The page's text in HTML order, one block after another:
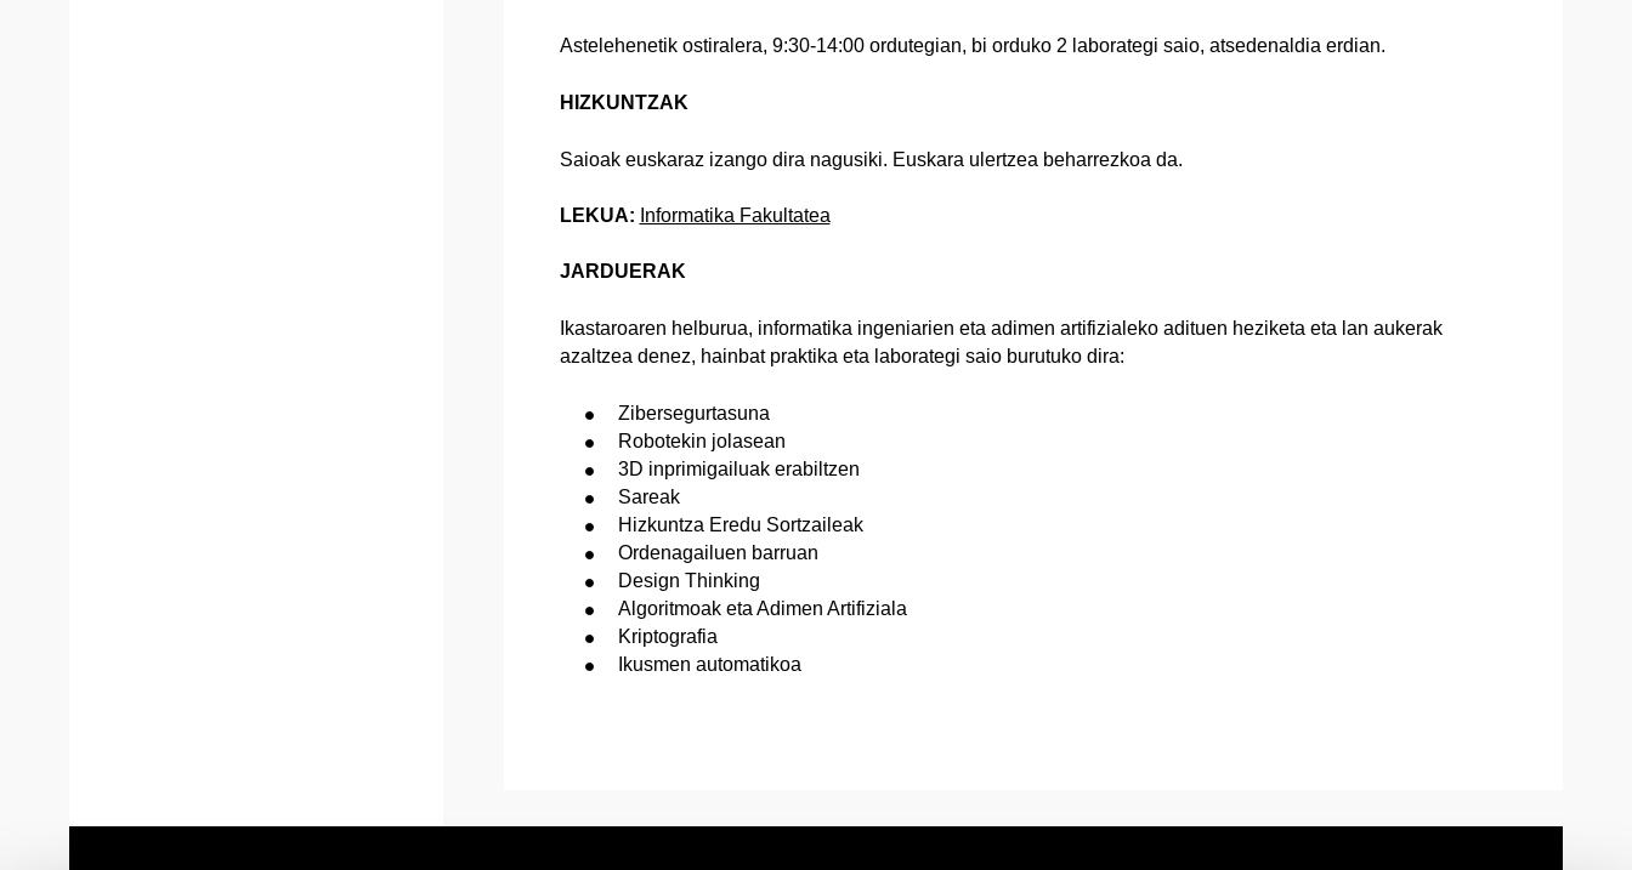
Astelehenetik ostiralera, 9:30-14:00 ordutegian, bi orduko 2 laborategi saio, atsedenaldia erdian.
HIZKUNTZAK
Saioak euskaraz izango dira nagusiki. Euskara ulertzea beharrezkoa da.
LEKUA: Informatika Fakultatea
JARDUERAK
Ikastaroaren helburua, informatika ingeniarien eta adimen artifizialeko adituen heziketa eta lan aukerak
azaltzea denez, hainbat praktika eta laborategi saio burutuko dira:
Zibersegurtasuna
Robotekin jolasean
3D inprimigailuak erabiltzen
Sareak
Hizkuntza Eredu Sortzaileak
Ordenagailuen barruan
Design Thinking
Algoritmoak eta Adimen Artifiziala
Kriptografia
Ikusmen automatikoa